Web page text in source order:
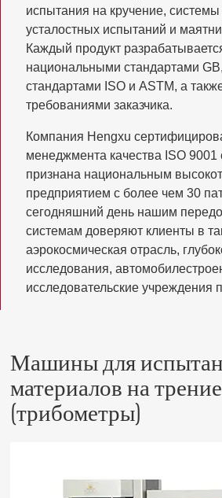
испытания на кручение,
усталостных испытаний и
Каждый продукт
национальными стандартами
стандартами ISO и ASTM, а
требованиями заказчика.
Компания Hengxu
менеджмента качества ISO 9001
признана национальным
предприятием с более чем 30
сегодняшний день нашим
системам доверяют клиенты в
аэрокосмическая отрасль,
исследования,
исследовательские учреждения
Машины для
материалов на
(трибометры)